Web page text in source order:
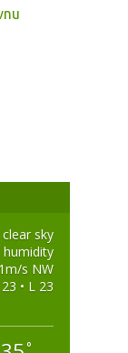
clear sky
humidity
s NW
• L 23
°